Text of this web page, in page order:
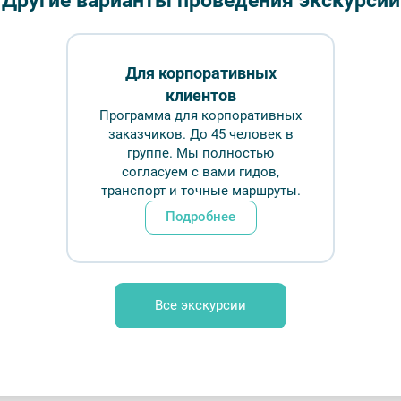
– фото №6 – Фотобанк Лори/ Александр
Для корпоративных
клиентов
Программа для корпоративных
заказчиков. До 45 человек в
группе. Мы полностью
согласуем с вами гидов,
транспорт и точные маршруты.
Подробнее
Все экскурсии